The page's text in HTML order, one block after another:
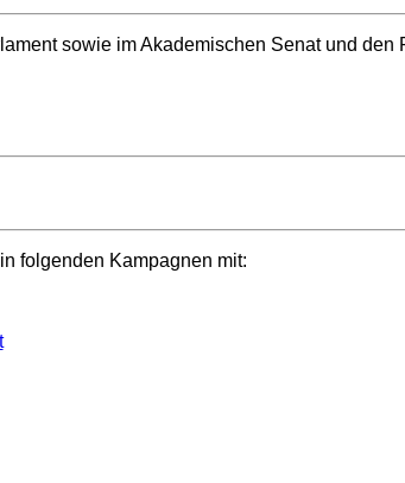
sowie im Akademischen Senat und den
folgenden Kampagnen mit: